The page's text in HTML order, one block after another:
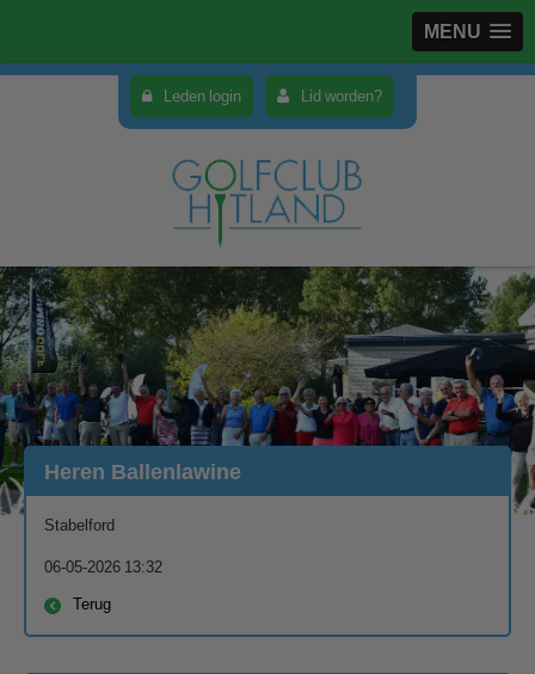
MENU
Leden login Lid worden?
Heren Ballenlawine
Stabelford
06-05-2026 13:32
Terug